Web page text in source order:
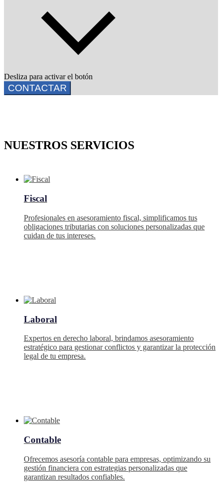
Desliza para activar el botón
CONTACTAR
NUESTROS SERVICIOS
Fiscal
Profesionales en asesoramiento fiscal, simplificamos tus
obligaciones tributarias con soluciones personalizadas que
cuidan de tus intereses.
Laboral
Expertos en derecho laboral, brindamos asesoramiento
estratégico para gestionar conflictos y garantizar la protección
legal de tu empresa.
Contable
Ofrecemos asesoría contable para empresas, optimizando su
gestión financiera con estrategias personalizadas que
garantizan resultados confiables.